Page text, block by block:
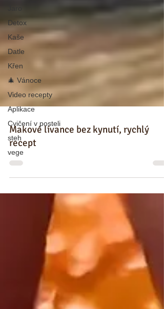
Detox
Kaše
Datle
Křen
🎄 Vánoce
Video recepty
Aplikace
Cvičení v posteli
steh
vege
Makové lívance bez kynutí, rychlý
recept